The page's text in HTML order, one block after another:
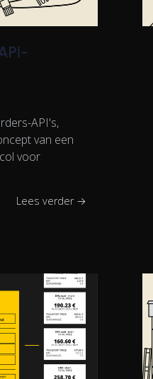
API's,
van een
voor
Lees verder →